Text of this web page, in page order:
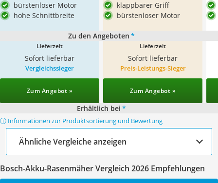
bürstenloser Motor
hohe Schnittbreite
klappbarer Griff
bürstenloser Motor
Zu den Angeboten *
Lieferzeit
Sofort lieferbar
Lieferzeit
Sofort lieferbar
Vergleichssieger
Zum Angebot »
Preis-Leistungs-Sieger
Zum Angebot »
Erhältlich bei *
ⓘ Informationen zur Produktsortierung und Bewertung
Ähnliche Vergleiche anzeigen
Bosch-Akku-Rasenmäher Vergleich 2026 Empfehlungen